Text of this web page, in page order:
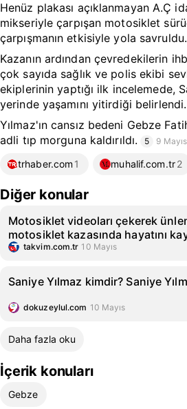
Henüz plakası açıklanmayan A.Ç
mikseriyle çarpışan motosiklet
çarpışmanın etkisiyle yola savruldu.
Kazanın ardından çevredekilerin
çok sayıda sağlık ve polis ekibi
ekiplerinin yaptığı ilk incelemede,
yerinde yaşamını yitirdiği belirlendi.
Yılmaz'ın cansız bedeni Gebze
adli tıp morguna kaldırıldı.
5 9 Mayıs
trhaber.com 1 muhalif.com.tr2
Diğer konular
Motosiklet videoları çekerek
motosiklet kazasında hayatını
takvim.com.tr 10 Mayıs
Saniye Yılmaz kimdir? Saniye
dokuzeylul.com 10 Mayıs
Daha fazla oku
İçerik konuları
Gebze